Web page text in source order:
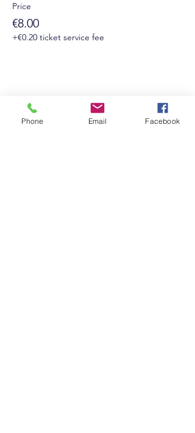
Price
€8.00
+€0.20 ticket service fee
Phone Email Facebook